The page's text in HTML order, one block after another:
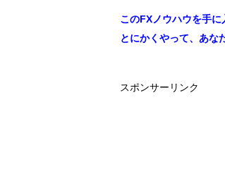
このFXノウハウを手に
とにかくやって、あな
スポンサーリンク